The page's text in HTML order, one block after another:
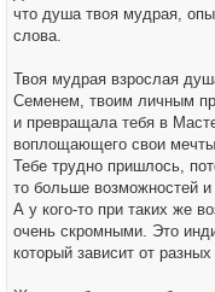
что душа твоя мудрая,
слова.
Твоя мудрая взрослая
Семенем, твоим личным
и превращала тебя в
воплощающего свои
Тебе трудно пришлось,
то больше возможностей и
А у кого-то при таких же
очень скромными. Это
который зависит от